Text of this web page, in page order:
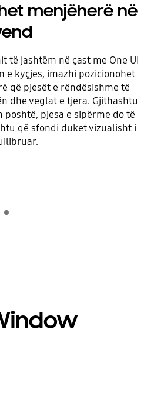
menjëherë në
të jashtëm në çast me One UI
e kyçjes, imazhi pozicionohet
që pjesët e rëndësishme të
dhe veglat e tjera. Gjithashtu
pjesa e sipërme do të
që sfondi duket vizualisht i